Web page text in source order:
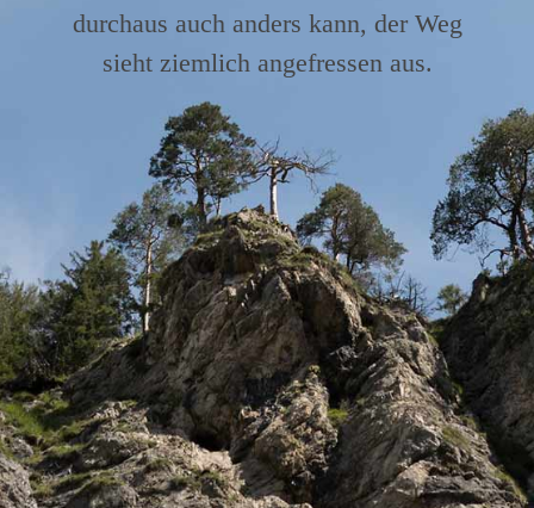
durchaus auch anders kann, der Weg
sieht ziemlich angefressen aus.